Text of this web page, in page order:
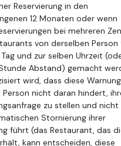
Reservierung in den
12 Monaten oder wenn
bei mehreren
von derselben Person
und zur selben Uhrzeit
Abstand) gemacht
wird, dass diese
nicht daran hindert,
zu stellen und nicht
Stornierung ihrer
führt (das Restaurant, das
kann entscheiden, diese